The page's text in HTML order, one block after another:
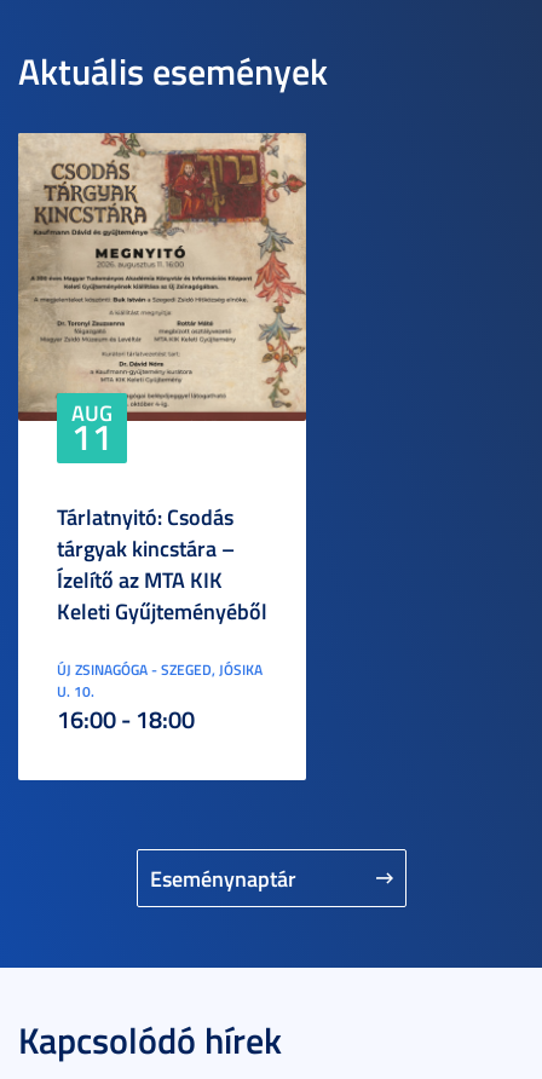
Aktuális események
Eseménynaptár
AUG
11
Tárlatnyitó: Csodás
tárgyak kincstára –
Ízelítő az MTA KIK
Keleti Gyűjteményéből
ÚJ ZSINAGÓGA - SZEGED, JÓSIKA
U. 10.
16:00 - 18:00
Kapcsolódó hírek